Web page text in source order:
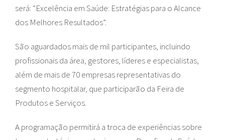
será: “Excelência em Saúde: Estratégias para o Alcance
dos Melhores Resultados”.
São aguardados mais de mil participantes, incluindo
profissionais da área, gestores, líderes e especialistas,
além de mais de 70 empresas representativas do
segmento hospitalar, que participarão da Feira de
Produtos e Serviços.
A programação permitirá a troca de experiências sobre